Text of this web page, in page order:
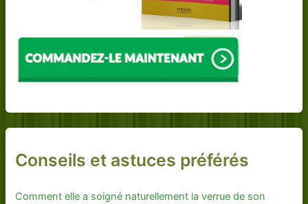
Conseils et astuces préférés
Comment elle a soigné naturellement la verrue de son